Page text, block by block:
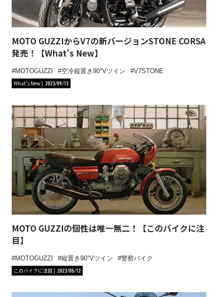
MOTO GUZZIからV7の新バージョンSTONE CORSA
発売！【What's New】
MOTOGUZZI 空冷縦置き90°Vツイン
V7STONE
What's New
2023/09/13
MOTO GUZZIの個性は唯一無二！【このバイクに注
目】
MOTOGUZZI 縦置き90°Vツイン
警察バイク
このバイクに注目
2023/05/12